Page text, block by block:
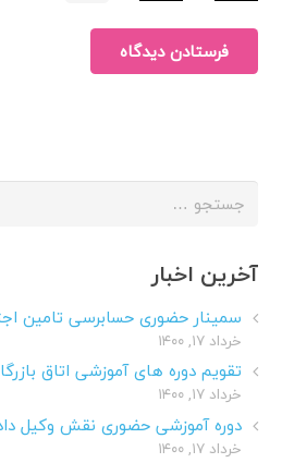
فرستادن دیدگاه
جستجو
آخرین اخبار
سمینار حضوری حسابرسی تامین
خرداد ۱۷, ۱۴۰۰
تقویم دوره های آموزشی اتاق بازرگانی
خرداد ۱۷, ۱۴۰۰
دوره آموزشی حضوری نقش وکیل
خرداد ۱۷, ۱۴۰۰